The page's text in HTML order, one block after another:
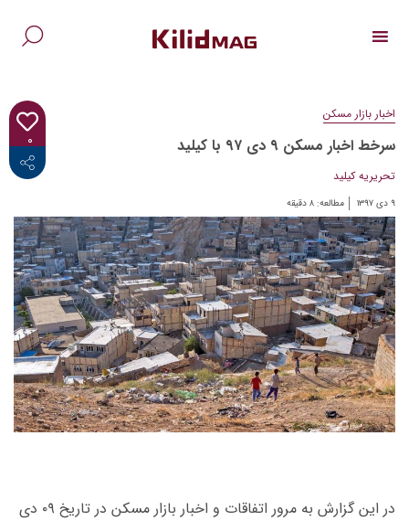
۰
<i class="fab fa-facebook-f"></i>
اخبار بازار مسکن
سرخط اخبار مسکن ۹ دی ۹۷ با کیلید
تحریریه کیلید
۹ دی ۱۳۹۷ مطالعه: ۸ دقیقه
در این گزارش به مرور اتفاقات و اخبار بازار مسکن در تاریخ ۰۹ دی